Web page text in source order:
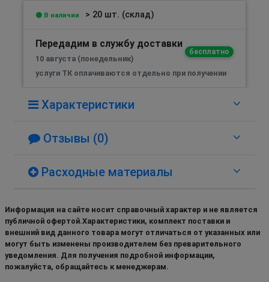
В наличии > 20 шт. (склад)
Передадим в службу доставки
бесплатно
10 августа (понедельник)
услуги ТК оплачиваются отдельно при получении
Характеристики
Отзывы (0)
Расходные материалы
Информация на сайте носит справочный характер и не является
публичной офертой.Характеристики, комплект поставки и
внешний вид данного товара могут отличаться от указанных или
могут быть изменены производителем без преварительного
уведомления. Для получения подробной информации,
пожалуйста, обращайтесь к менеджерам.